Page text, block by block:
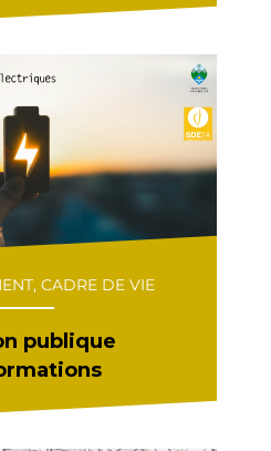
CADRE DE VIE
publique